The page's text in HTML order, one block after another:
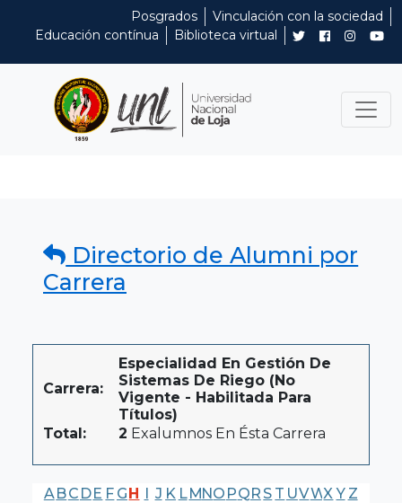
Posgrados
Vinculación con la sociedad
Educación contínua
Biblioteca virtual
Directorio de Alumni por
Carrera
Carrera:
Especialidad En Gestión De
Sistemas De Riego (No
Vigente - Habilitada Para
Títulos)
Total:
2 Exalumnos En Ésta Carrera
A BC DE F GH I J K LMNO PQR S T UVWX Y Z